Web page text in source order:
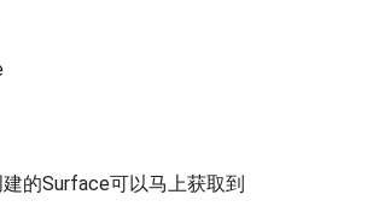
的Surface可以马上获取到